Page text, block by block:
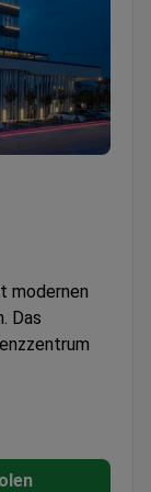
modernen
Das
und